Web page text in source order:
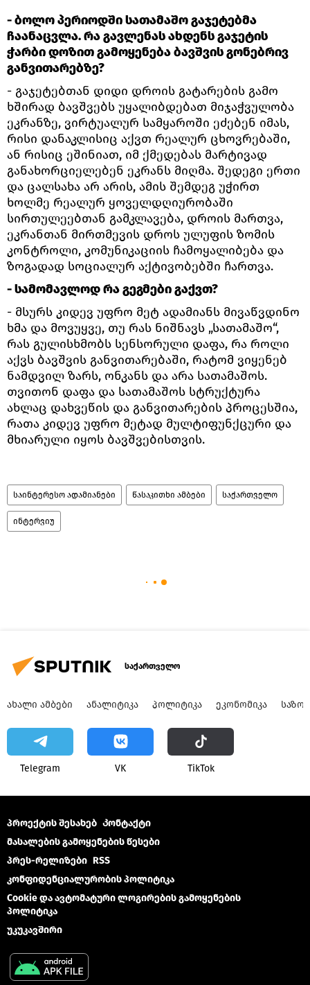
- ბოლო პერიოდში სათამაშო გაჯეტებმა
ჩაანაცვლა. რა გავლენას ახდენს გაჯეტის
ჭარბი დოზით გამოყენება ბავშვის გონებრივ
განვითარებზე?
- გაჯეტებთან დიდი დროის გატარების გამო
ხშირად ბავშვებს უყალიბდებათ მიჯაჭვულობა
ეკრანზე, ვირტუალურ სამყაროში ეძებენ იმას,
რისი დანაკლისიც აქვთ რეალურ ცხოვრებაში,
ან რისიც ეშინიათ, იმ ქმედებას მარტივად
განახორციელებენ ეკრანს მიღმა. შედეგი ერთი
და ცალსახა არ არის, ამის შემდეგ უჭირთ
ხოლმე რეალურ ყოველდღიურობაში
სირთულეებთან გამკლავება, დროის მართვა,
ეკრანთან მირთმევის დროს ულუფის ზომის
კონტროლი, კომუნიკაციის ჩამოყალიბება და
ზოგადად სოციალურ აქტივობებში ჩართვა.
- სამომავლოდ რა გეგმები გაქვთ?
- მსურს კიდევ უფრო მეტ ადამიანს მივაწვდინო
ხმა და მოვუყვე, თუ რას ნიშნავს „სათამაშო“,
რას გულისხმობს სენსორული დაფა, რა როლი
აქვს ბავშვის განვითარებაში, რატომ ვიყენებ
ნამდვილ ზარს, ონკანს და არა სათამაშოს.
თვითონ დაფა და სათამაშოს სტრუქტურა
ახლაც დახვეწის და განვითარების პროცესშია,
რათა კიდევ უფრო მეტად მულტიფუნქცური და
მხიარული იყოს ბავშვებისთვის.
საინტერესო ადამიანები წასაკითხი ამბები საქართველო
ინტერვიუ
საქართველო
ᲐᲮᲐᲚᲘ ᲐᲛᲑᲔᲑᲘ ᲐᲜᲐᲚᲘᲢᲘᲙᲐ ᲞᲝᲚᲘᲢᲘᲙᲐ ᲔᲙᲝᲜᲝᲛᲘᲙᲐ
Telegram VK ТikТоk
პროექტის შესახებ Კონტაქტი
მასალების გამოყენების წესები
პრეს-რელიზები RSS
კონფიდენციალურობის პოლიტიკა
Cookie და ავტომატური ლოგირების გამოყენების
პოლიტიკა
უკუკავშირი